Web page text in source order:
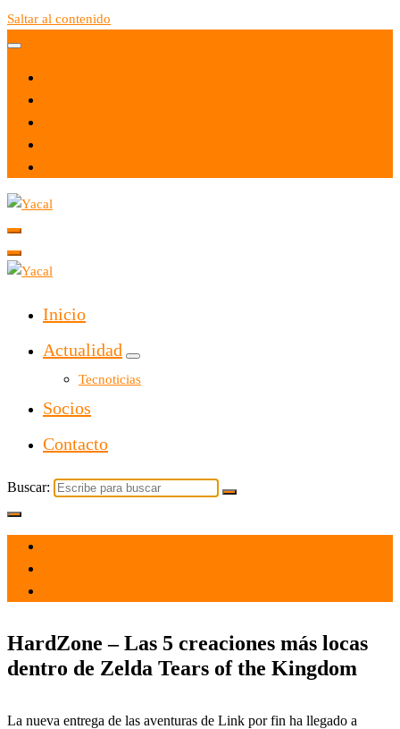
Saltar al contenido
Yacal micro hosting
Inicio
Actualidad
Tecnoticias
Socios
Contacto
Buscar:
HardZone – Las 5 creaciones más locas
dentro de Zelda Tears of the Kingdom
La nueva entrega de las aventuras de Link por fin ha llegado a